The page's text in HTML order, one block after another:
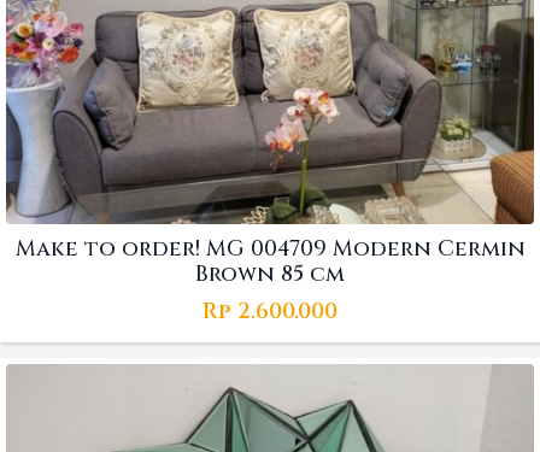
Make to order! MG 004709 Modern Cermin
Brown 85 cm
Rp 2.600.000